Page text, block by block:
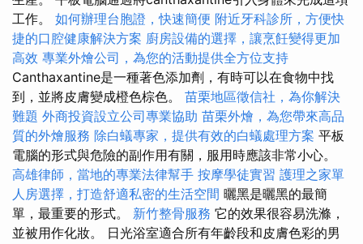
工作。 如何辦理台胞證，快速簡便 附近牙科診所，方便快
捷的口腔健康解決方案 廚房設備的選擇，讓烹飪變得更加
高效 專業外燴公司，為您的活動提供全方位支持
Canthaxantine是一種著色添加劑，有時可以在食物中找
到，並將皮膚變成橙色棕色。 苗栗地區徵信社，為你解決
難題 外商投資設立公司專業協助 苗栗外燴，為您帶來高品
質的外燴服務 除白蟻專家，提供有效的白蟻處理方案 平板
電腦的形式與危險的副作用有關，服用時應該非常小心。
高雄律師，當地的專業法律幫手 按摩學徒實習 護理之家單
人房選擇，打造舒適私密的生活空間 曬黑是曬黑的最簡
單，最重要的形式。 新竹整骨服務 它的效果很容易洗滌，
並被用作化妝。 日光浴室適合所有年齡段和皮膚色彩的男